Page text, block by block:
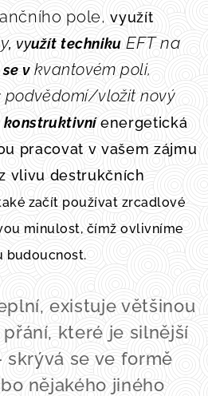
pole, využít
, využít techniku EFT na
v kvantovém poli,
podvědomí/vložit nový
energetická
pracovat v vašem zájmu
vlivu destrukčních
začít používat zrcadlové
minulost, čímž ovlivníme
budoucnost.
existuje většinou
které je silnější
skrývá se ve formě
nějakého jiného